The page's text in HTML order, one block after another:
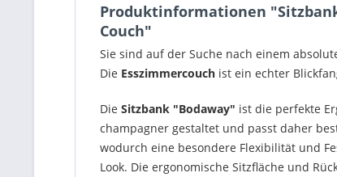
Produktinformationen
Couch"
Sie sind auf der Suche nach einem
Die Esszimmercouch ist ein echter
Die Sitzbank "Bodaway" ist die perfekte
champagner gestaltet und passt daher
wodurch eine besondere Flexibilität und
Look. Die ergonomische Sitzfläche und